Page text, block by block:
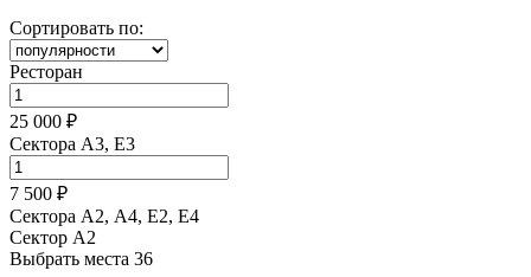
Сортировать по:
Ресторан
25 000 ₽
Сектора A3, E3
7 500 ₽
Сектора А2, А4, Е2, Е4
Сектор A2
Выбрать места 36